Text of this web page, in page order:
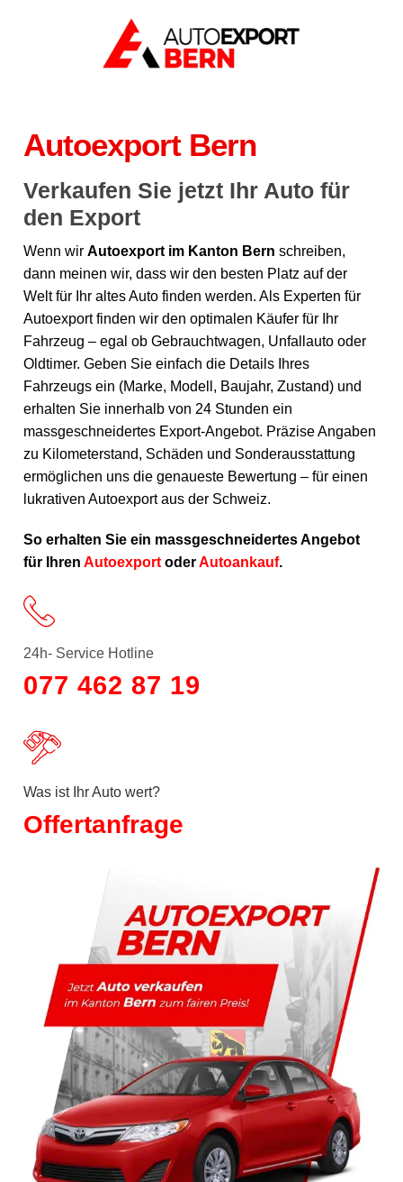
Autoexport Bern
Verkaufen Sie jetzt Ihr Auto für
den Export
Wenn wirAutoexport im Kanton Bern schreiben,
dann meinen wir, dass wir den besten Platz auf der
Welt für Ihr altes Auto finden werden. Als Experten für
Autoexport finden wir den optimalen Käufer für Ihr
Fahrzeug – egal ob Gebrauchtwagen, Unfallauto oder
Oldtimer. Geben Sie einfach die Details Ihres
Fahrzeugs ein (Marke, Modell, Baujahr, Zustand) und
erhalten Sie innerhalb von 24 Stunden ein
massgeschneidertes Export-Angebot. Präzise Angaben
zu Kilometerstand, Schäden und Sonderausstattung
ermöglichen uns die genaueste Bewertung – für einen
lukrativen Autoexport aus der Schweiz.
So erhalten Sie ein massgeschneidertes Angebot
für IhrenAutoexport oderAutoankauf.
24h- Service Hotline
077 462 87 19
Was ist Ihr Auto wert?
Offertanfrage